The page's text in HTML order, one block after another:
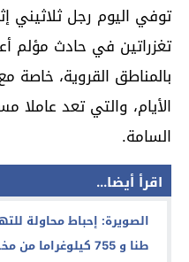
توفي اليوم رجل ثلاثيني
تغزراتين في حادث مؤلم
بالمناطق القروية، خاصة
الأيام، والتي تعد
السامة.
اقرأ أيضا...
طنا و 755 كيلوغراما من مخدر الشيرا